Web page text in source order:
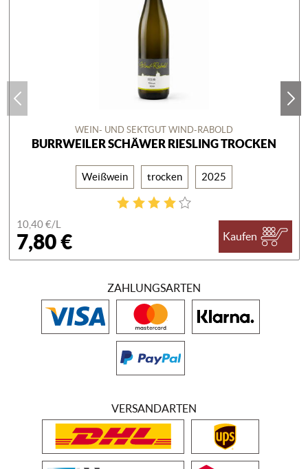
WEIN- UND SEKTGUT WIND-RABOLD
BURRWEILER SCHÄWER RIESLING TROCKEN
Weißwein trocken 2025
10,40 €/L
7,80 € Kaufen
ZAHLUNGSARTEN
VERSANDARTEN